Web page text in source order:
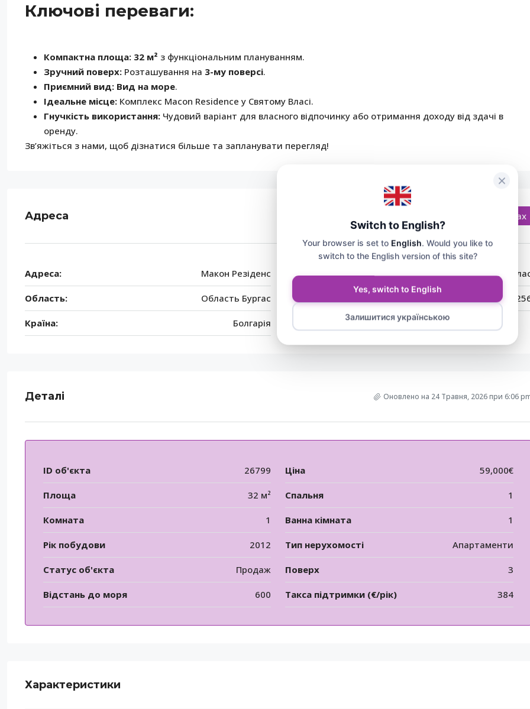
Ключові переваги:
Компактна площа: 32 м² з функціональним плануванням.
Зручний поверх: Розташування на 3-му поверсі.
Приємний вид: Вид на море.
Ідеальне місце: Комплекс Macon Residence у Святому Власі.
Гнучкість використання: Чудовий варіант для власного відпочинку або отримання доходу від здачі в
оренду.
Зв’яжіться з нами, щоб дізнатися більше та запланувати перегляд!
Адреса Відкрити на Google Картах
Адреса: Макон Резіденс Місто: Святий
Область: Область Бургас Індекс:
Країна: Болгарія
Деталі Оновлено на 24 Травня, 2026 при 6:06
ID об'єкта 26799 Ціна 59,000€
Площа 32 м² Спальня 1
Комната 1 Ванна кімната 1
Рік побудови 2012 Тип нерухомості Апартаменти
Статус об'єкта Продаж Поверх 3
Відстань до моря 600 Такса підтримки (€/рік) 384
Характеристики
Switch to English?
Your browser is set to English. Would you like to
switch to the English version of this site?
Yes, switch to English
Залишитися українською